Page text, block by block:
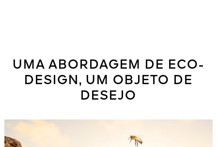
UMA ABORDAGEM DE ECO-
DESIGN, UM OBJETO DE
DESEJO